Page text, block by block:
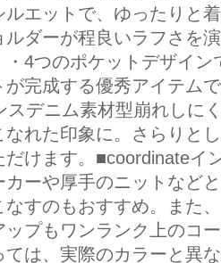
ルエットで、ゆったりと
ルダーが程良いラフさを
・4つのポケットデザイ
が完成する優秀アイテム
スデニム素材型崩れしに
なれた印象に。さらりと
だけます。■coordinateイ
カーや厚手のニットなど
なすのもおすすめ。また
ップもワンランク上のコ
ては、実際のカラーと異